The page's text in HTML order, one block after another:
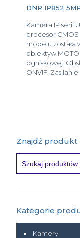
DNR IP852
Kamera IP serii
procesor CMOS
modelu została
obiektyw MOTO
ogniskowej.
ONVIF. Zasilanie
Znajdź produkt
Kategorie
Kamery